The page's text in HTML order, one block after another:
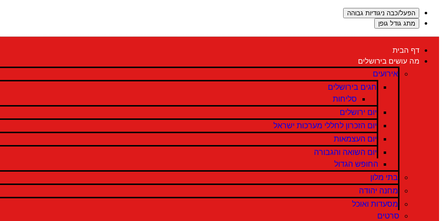
הפעל/כבה ניגודיות גבוהה
מתג גודל גופן
דף הבית
מה עושים בירושלים
אירועים
חגים בירושלים
סליחות
יום ירושלים
יום הזכרון לחללי מערכות ישראל
יום העצמאות
יום השואה והגבורה
החופש הגדול
בתי מלון
מחנה יהודה
מסעדות ואוכל
סרטים